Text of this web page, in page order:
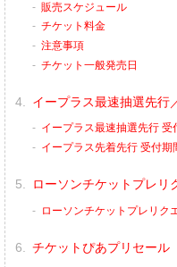
販売スケジュール
チケット料金
注意事項
チケット一般発売日
イープラス最速抽選先行
イープラス最速抽選先行 受
イープラス先着先行 受付期
ローソンチケットプレリ
ローソンチケットプレリク
チケットぴあプリセール